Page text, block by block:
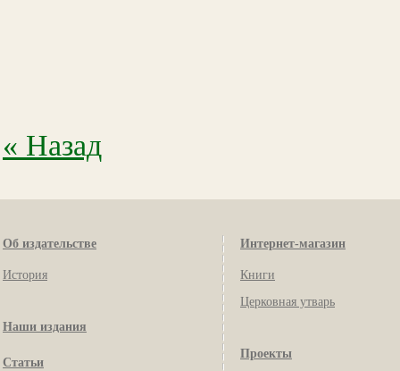
« Назад
Об издательстве
История
Наши издания
Статьи
Интернет-магазин
Книги
Церковная утварь
Проекты